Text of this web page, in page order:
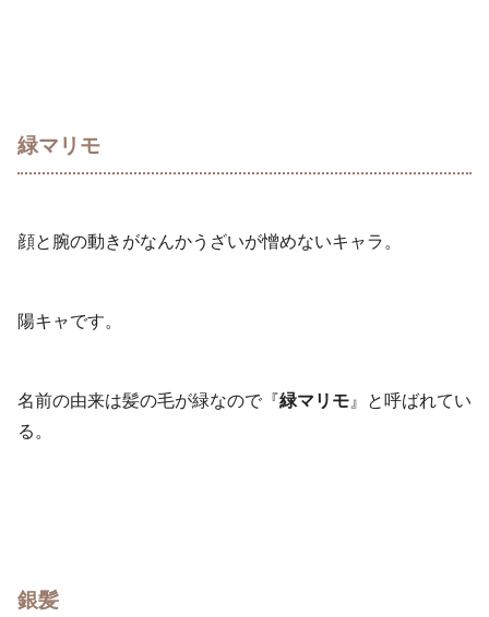
緑マリモ
顔と腕の動きがなんかうざいが憎めないキャラ。
陽キャです。
名前の由来は髪の毛が緑なので『緑マリモ 』と呼ばれてい
る。
銀髪